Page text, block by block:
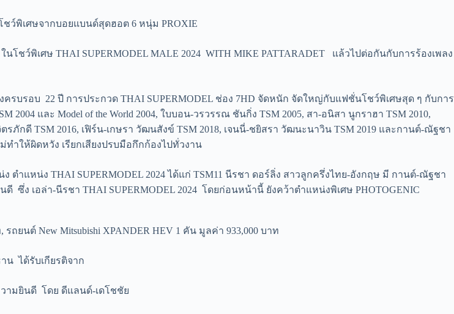
ว์พิเศษจากบอยแบนด์สุดฮอต 6 หนุ่ม PROXIE
พิเศษ THAI SUPERMODEL MALE 2024 WITH MIKE PATTARADET แล้วไปต่อกันกับการร้องเพลง
รบรอบ 22 ปี การประกวด THAI SUPERMODEL ช่อง 7HD จัดหนัก จัดใหญ่กับแฟชั่นโชว์พิเศษสุด ๆ กับการ
และ Model of the World 2004, ใบบอน-วรวรรณ ชันกิ่ง TSM 2005, สา-อนิสา นูกราฮา TSM 2010,
ภักดี TSM 2016, เฟิร์น-เกษรา วัฒนสังข์ TSM 2018, เจนนี่-ชยิสรา วัฒนะนาวิน TSM 2019 และกานต์-ณัฐชา
ำให้ผิดหวัง เรียกเสียงปรบมือกึกก้องไปทั่วงาน
แหน่ง THAI SUPERMODEL 2024 ได้แก่ TSM11 นีรชา ดอร์ลิ่ง สาวลูกครึ่งไทย-อังกฤษ มี กานต์-ณัฐชา
ง เอล่า-นีรชา THAI SUPERMODEL 2024 โดยก่อนหน้านี้ ยังคว้าตำแหน่งพิเศษ PHOTOGENIC
นต์ New Mitsubishi XPANDER HEV 1 คัน มูลค่า 933,000 บาท
น ได้รับเกียรติจาก
ามยินดี โดย ดีแลนด์-เดโชชัย